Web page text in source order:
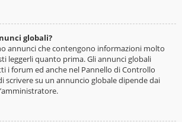
globali?
annunci che contengono informazioni molto
leggerli quanto prima. Gli annunci globali
i forum ed anche nel Pannello di Controllo
scrivere su un annuncio globale dipende dai